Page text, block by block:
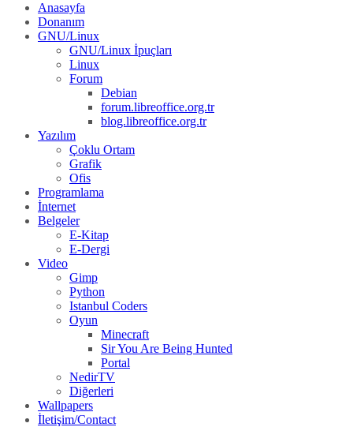
Anasayfa
Donanım
GNU/Linux
GNU/Linux İpuçları
Linux
Forum
Debian
forum.libreoffice.org.tr
blog.libreoffice.org.tr
Yazılım
Çoklu Ortam
Grafik
Ofis
Programlama
İnternet
Belgeler
E-Kitap
E-Dergi
Video
Gimp
Python
Istanbul Coders
Oyun
Minecraft
Sir You Are Being Hunted
Portal
NedirTV
Diğerleri
Wallpapers
İletişim/Contact